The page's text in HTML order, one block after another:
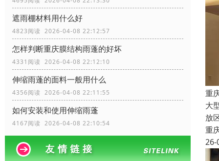
遮雨棚材料用什么好
4823阅读 2026-04-08 22:12:57
怎样判断重庆膜结构雨蓬的好坏
4331阅读 2026-04-08 22:12:10
伸缩雨蓬的面料一般用什么
4356阅读 2026-04-08 22:11:55
如何安装和使用伸缩雨蓬
4167阅读 2026-04-08 22:10:54
重
大
放
重
26-